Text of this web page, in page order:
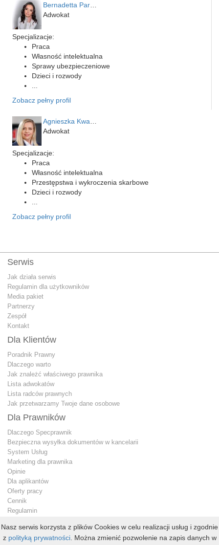
Adwokat
Specjalizacje:
Praca
Własność intelektualna
Sprawy ubezpieczeniowe
Dzieci i rozwody
Zobacz pełny profil
Adwokat
Specjalizacje:
Praca
Własność intelektualna
Przestępstwa i wykroczenia skarbowe
Dzieci i rozwody
Zobacz pełny profil
Serwis
Jak działa serwis
Regulamin dla użytkowników
Media pakiet
Partnerzy
Zespół
Kontakt
Dla Klientów
Poradnik Prawny
Dlaczego warto
Jak znależć właściwego prawnika
Lista adwokatów
Lista radców prawnych
Jak przetwarzamy Twoje dane osobowe
Dla Prawników
Dlaczego Specprawnik
Bezpieczna wysyłka dokumentów w kancelarii
System Usług
Marketing dla prawnika
Opinie
Dla aplikantów
Oferty pracy
Cennik
Regulamin
Konto premium
Kontakt dla prawnika
Nasz serwis korzysta z plików Cookies w celu realizacji usług i zgodnie
z polityką prywatności. Można zmienić pozwolenie na zapis danych w